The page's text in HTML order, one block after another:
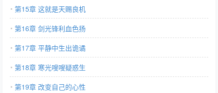
第15章 这就是天赐良机
第16章 剑光锋利血色扬
第17章 平静中生出诡谲
第18章 寒光嗖嗖疑惑生
第19章 改变自己的心性